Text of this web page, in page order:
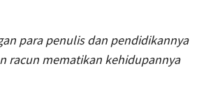
para penulis dan pendidikannya
racun mematikan kehidupannya